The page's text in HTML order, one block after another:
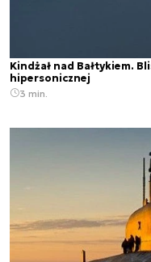
Kindżał nad Bałtykiem.
hipersonicznej
3 min.